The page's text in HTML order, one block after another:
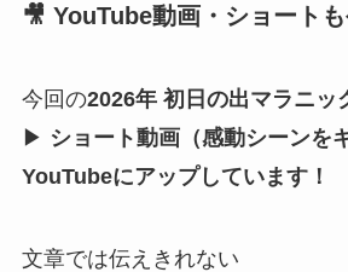
🎥 YouTube動画・ショートも
今回の2026年 初日の出マラニッ
▶ ショート動画（感動シーンを
YouTubeにアップしています！
文章では伝えきれない